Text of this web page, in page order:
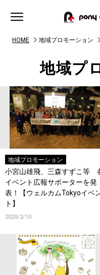
HOME 地域プロモーション
地域プ
地域プロモーション
小宮山雄飛、三森すずこ等
イベント広報サポーターを発
表！【ウェルカムTokyoイベ
ト】
2020/2/10